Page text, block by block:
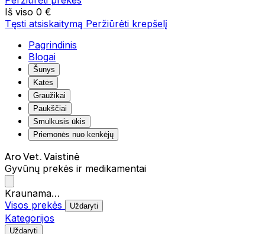
Iš viso 0 €
Tęsti atsiskaitymą Peržiūrėti krepšelį
Pagrindinis
Blogai
Šunys
Katės
Graužikai
Paukščiai
Smulkusis ūkis
Priemonės nuo kenkėjų
Aro Vet. Vaistinė
Gyvūnų prekės ir medikamentai
Kraunama…
Visos prekės
Uždaryti
Kategorijos
Uždaryti